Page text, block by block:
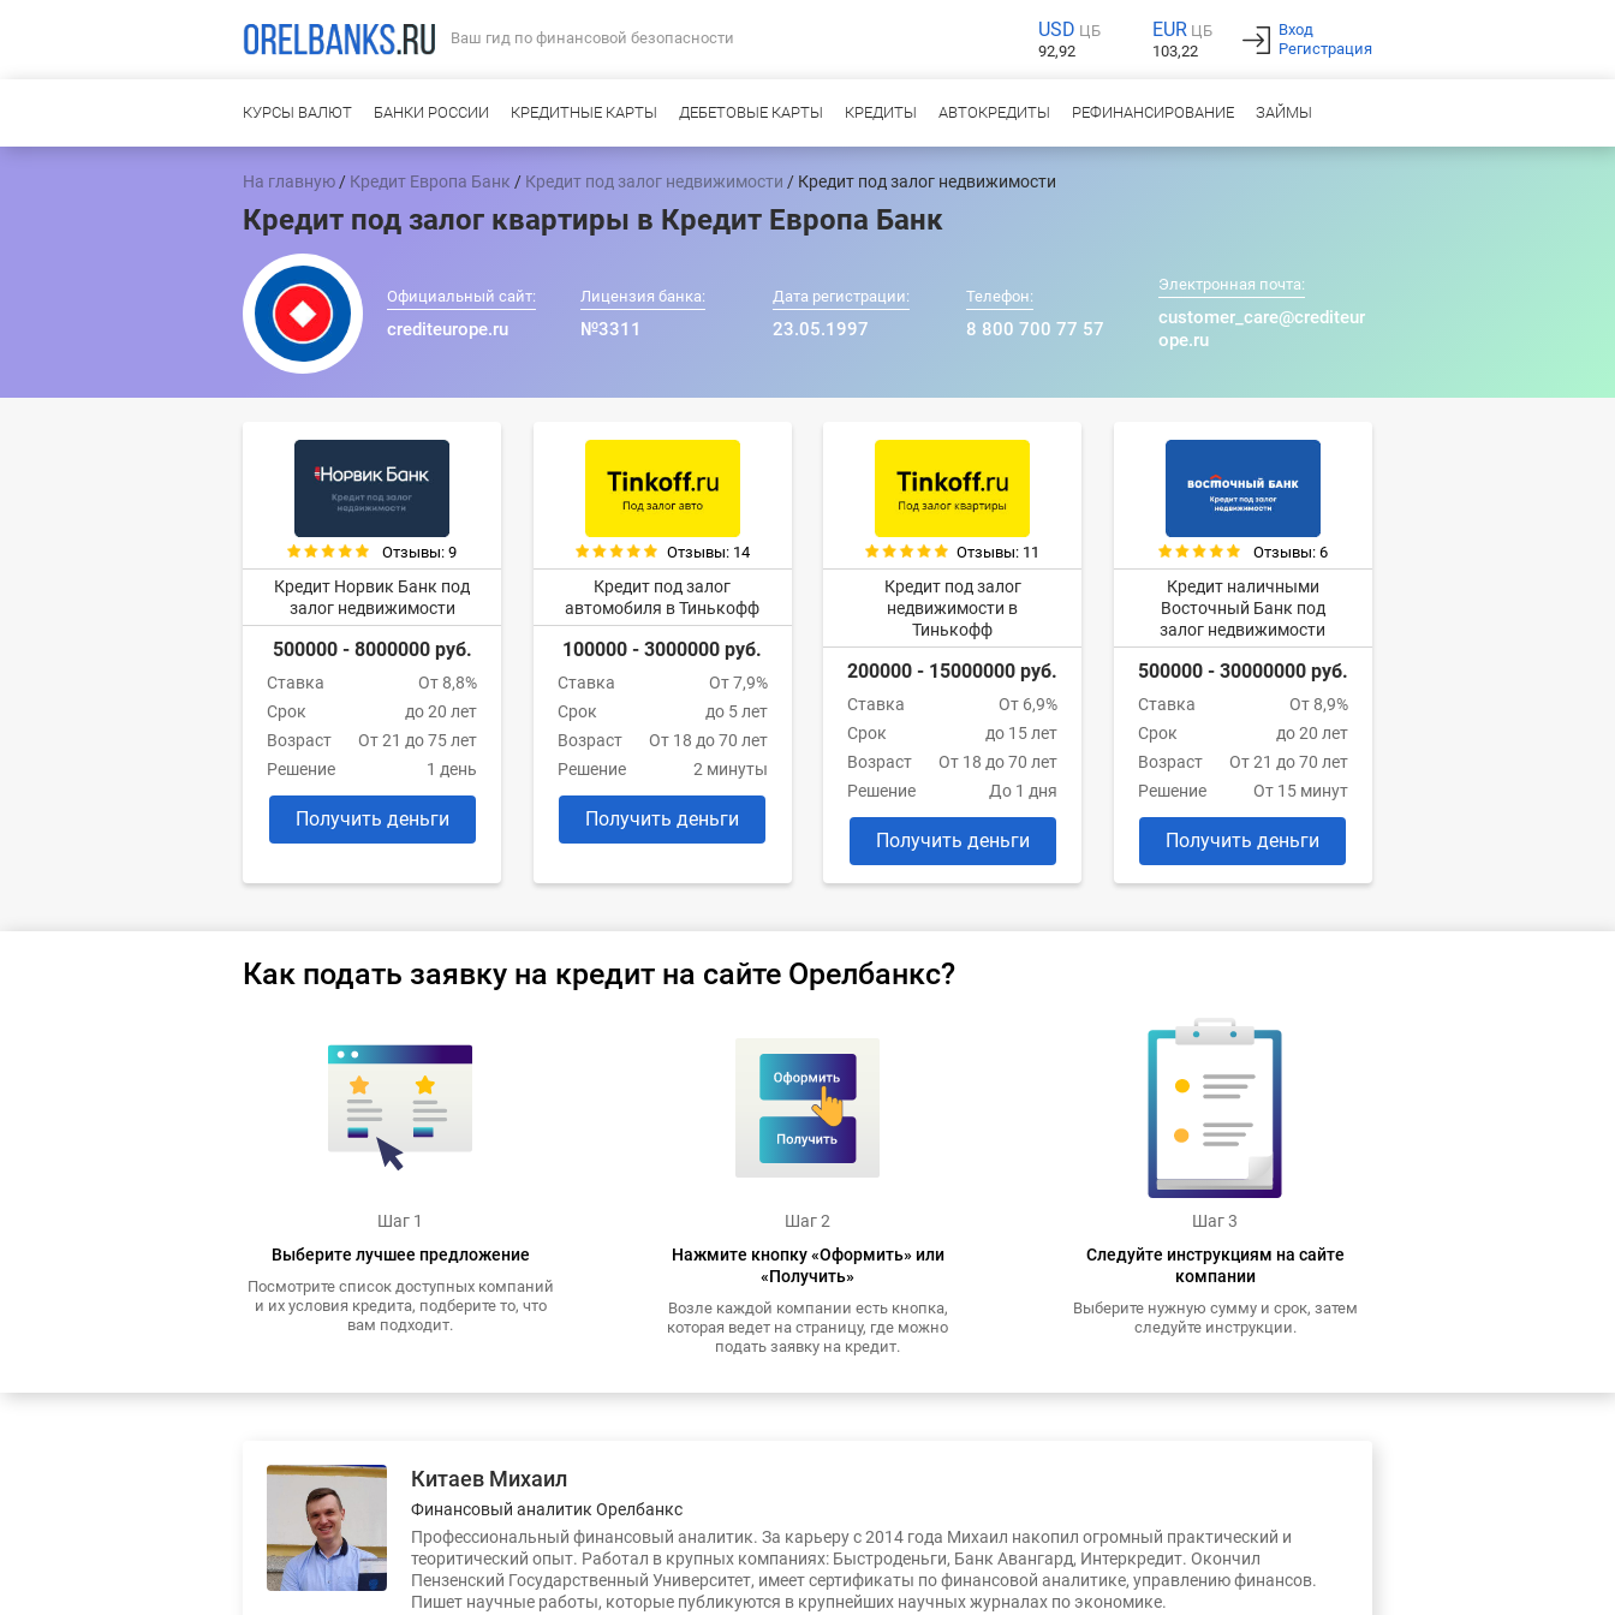
Ваш гид по финансовой безопасности USD ЦБ
92,92
EUR ЦБ
103,22
Вход
Регистрация
КУРСЫ ВАЛЮТ БАНКИ РОССИИ КРЕДИТНЫЕ КАРТЫ ДЕБЕТОВЫЕ КАРТЫ КРЕДИТЫ АВТОКРЕДИТЫ РЕФИНАНСИРОВАНИЕ ЗАЙМЫ
На главную / Кредит Европа Банк / Кредит под залог недвижимости / Кредит под залог недвижимости
Кредит под залог квартиры в Кредит Европа Банк
Официальный сайт:
crediteurope.ru
Лицензия банка:
№3311
Дата регистрации:
23.05.1997
Телефон:
8 800 700 77 57
Электронная почта:
customer_care@crediteur
ope.ru
Отзывы: 9
Кредит Норвик Банк под
залог недвижимости
500000 - 8000000 руб.
Ставка
От 8,8%
Срок
до 20 лет
Возраст
От 21 до 75 лет
Решение
1 день
Получить деньги
Отзывы: 14
Кредит под залог
автомобиля в Тинькофф
100000 - 3000000 руб.
Ставка
От 7,9%
Срок
до 5 лет
Возраст
От 18 до 70 лет
Решение
2 минуты
Получить деньги
Отзывы: 11
Кредит под залог
недвижимости в
Тинькофф
200000 - 15000000 руб.
Ставка
От 6,9%
Срок
до 15 лет
Возраст
От 18 до 70 лет
Решение
До 1 дня
Получить деньги
Отзывы: 6
Кредит наличными
Восточный Банк под
залог недвижимости
500000 - 30000000 руб.
Ставка
От 8,9%
Срок
до 20 лет
Возраст
От 21 до 70 лет
Решение
От 15 минут
Получить деньги
Как подать заявку на кредит на сайте Орелбанкс?
Шаг 1
Выберите лучшее предложение
Посмотрите список доступных компаний
и их условия кредита, подберите то, что
вам подходит.
Шаг 2
Нажмите кнопку «Оформить» или
«Получить»
Возле каждой компании есть кнопка,
которая ведет на страницу, где можно
подать заявку на кредит.
Шаг 3
Следуйте инструкциям на сайте
компании
Выберите нужную сумму и срок, затем
следуйте инструкции.
Китаев Михаил
Финансовый аналитик Орелбанкс
Профессиональный финансовый аналитик. За карьеру с 2014 года Михаил накопил огромный практический и
теоритический опыт. Работал в крупных компаниях: Быстроденьги, Банк Авангард, Интеркредит. Окончил
Пензенский Государственный Университет, имеет сертификаты по финансовой аналитике, управлению финансов.
Пишет научные работы, которые публикуются в крупнейших научных журналах по экономике.